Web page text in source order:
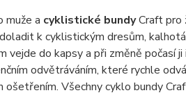
muže a cyklistické bundyCraft pro
k cyklistickým dresům,
vejde do kapsy a při změně počasí
odvětráváním, které rychle
Všechny cyklo bundy